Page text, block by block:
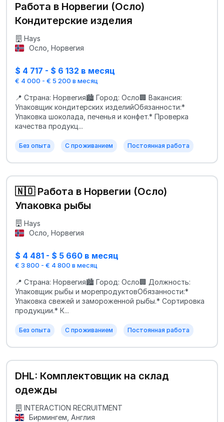
Работа в Норвегии (Осло)
Кондитерские изделия
Hays
Осло, Норвегия
$ 4 717 - $ 6 132 в месяц
€ 4 000 - € 5 200 в месяц
📍 Страна: Норвегия🏙 Город: Осло🏢 Вакансия:
Упаковщик кондитерских изделийОбязанности:*
Упаковка шоколада, печенья и конфет.* Проверка
качества продукц...
Без опыта С проживанием Постоянная работа
🇳🇴 Работа в Норвегии (Осло)
Упаковка рыбы
Hays
Осло, Норвегия
$ 4 481 - $ 5 660 в месяц
€ 3 800 - € 4 800 в месяц
📍 Страна: Норвегия🏙 Город: Осло🏢 Должность:
Упаковщик рыбы и морепродуктовОбязанности:*
Упаковка свежей и замороженной рыбы.* Сортировка
продукции.* К...
Без опыта С проживанием Постоянная работа
DHL: Комплектовщик на склад
одежды
INTERACTION RECRUITMENT
Бирмингем, Англия